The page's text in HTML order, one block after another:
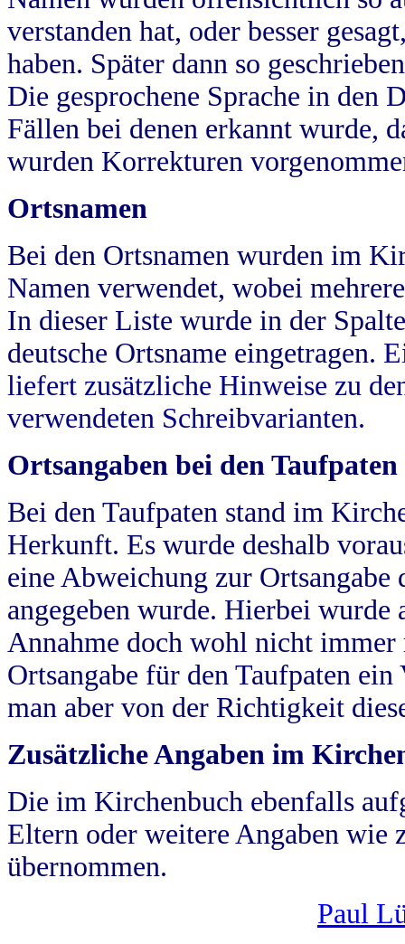
verstanden hat, oder besser
haben. Später dann so
Die gesprochene Sprache in
Fällen bei denen erkannt wurde,
wurden Korrekturen
Ortsnamen
Bei den Ortsnamen wurden im
Namen verwendet, wobei
In dieser Liste wurde in der
deutsche Ortsname eingetragen.
liefert zusätzliche Hinweise zu
verwendeten Schreibvarianten.
Ortsangaben bei den Taufpaten
Bei den Taufpaten stand im
Herkunft. Es wurde deshalb
eine Abweichung zur
angegeben wurde. Hierbei wurde
Annahme doch wohl nicht
Ortsangabe für den Taufpaten
man aber von der Richtigkeit
Zusätzliche Angaben im
Die im Kirchenbuch ebenfalls
Eltern oder weitere Angaben wie
übernommen.
Paul